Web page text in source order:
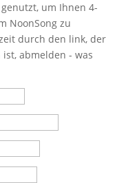
um Ihnen 4-
NoonSong zu
durch den link, der
abmelden - was